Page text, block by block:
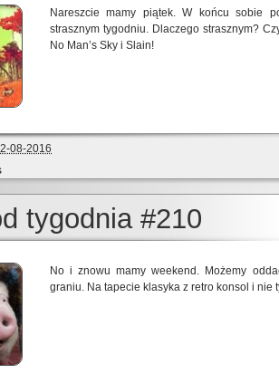
Nareszcie mamy piątek. W końcu sobie
strasznym tygodniu. Dlaczego strasznym?
No Man’s Sky i Slain!
08-2016
tygodnia #210
No i znowu mamy weekend. Możemy
graniu. Na tapecie klasyka z retro konsol i nie